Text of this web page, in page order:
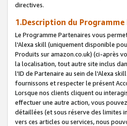
directives.
1.Description du
Le Programme Partenaires vous
l'Alexa skill (uniquement disponible
Produits sur amazon.co.uk) (ci-après
la localisation, tout autre site inclus
l'ID de Partenaire au sein de l'Alexa
fournissons et respecter le présent
Lorsque nos clients cliquent ou
effectuer une autre action, vous
détaillées (et sous réserve des limites
vers ces articles ou services, nous